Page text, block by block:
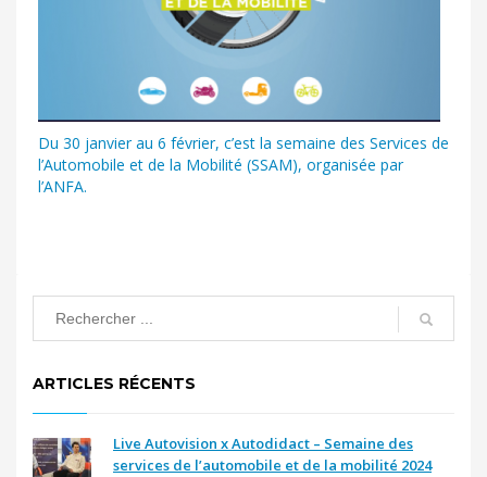
Du 30 janvier au 6 février, c’est la semaine des Services de
l’Automobile et de la Mobilité (SSAM), organisée par
l’ANFA.
ARTICLES RÉCENTS
Live Autovision x Autodidact – Semaine des
services de l’automobile et de la mobilité 2024